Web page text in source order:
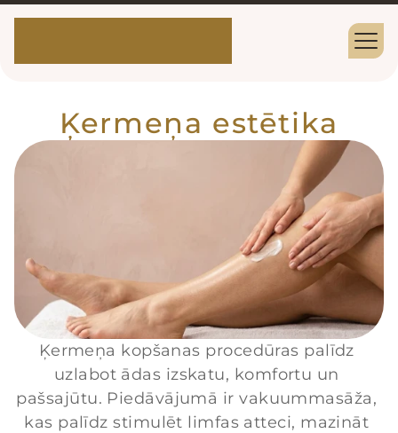
Ķermeņa estētika
Ķermeņa kopšanas procedūras palīdz
uzlabot ādas izskatu, komfortu un
pašsajūtu. Piedāvājumā ir vakuummasāža,
kas palīdz stimulēt limfas atteci, mazināt